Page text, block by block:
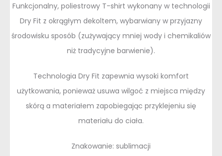
Funkcjonalny, poliestrowy T-shirt wykonany w technologii
Dry Fit z okrągłym dekoltem, wybarwiany w przyjazny
środowisku sposób (zużywający mniej wody i chemikaliów
niż tradycyjne barwienie).
Technologia Dry Fit zapewnia wysoki komfort
użytkowania, ponieważ usuwa wilgoć z miejsca między
skórą a materiałem zapobiegając przyklejeniu się
materiału do ciała.
Znakowanie: sublimacji